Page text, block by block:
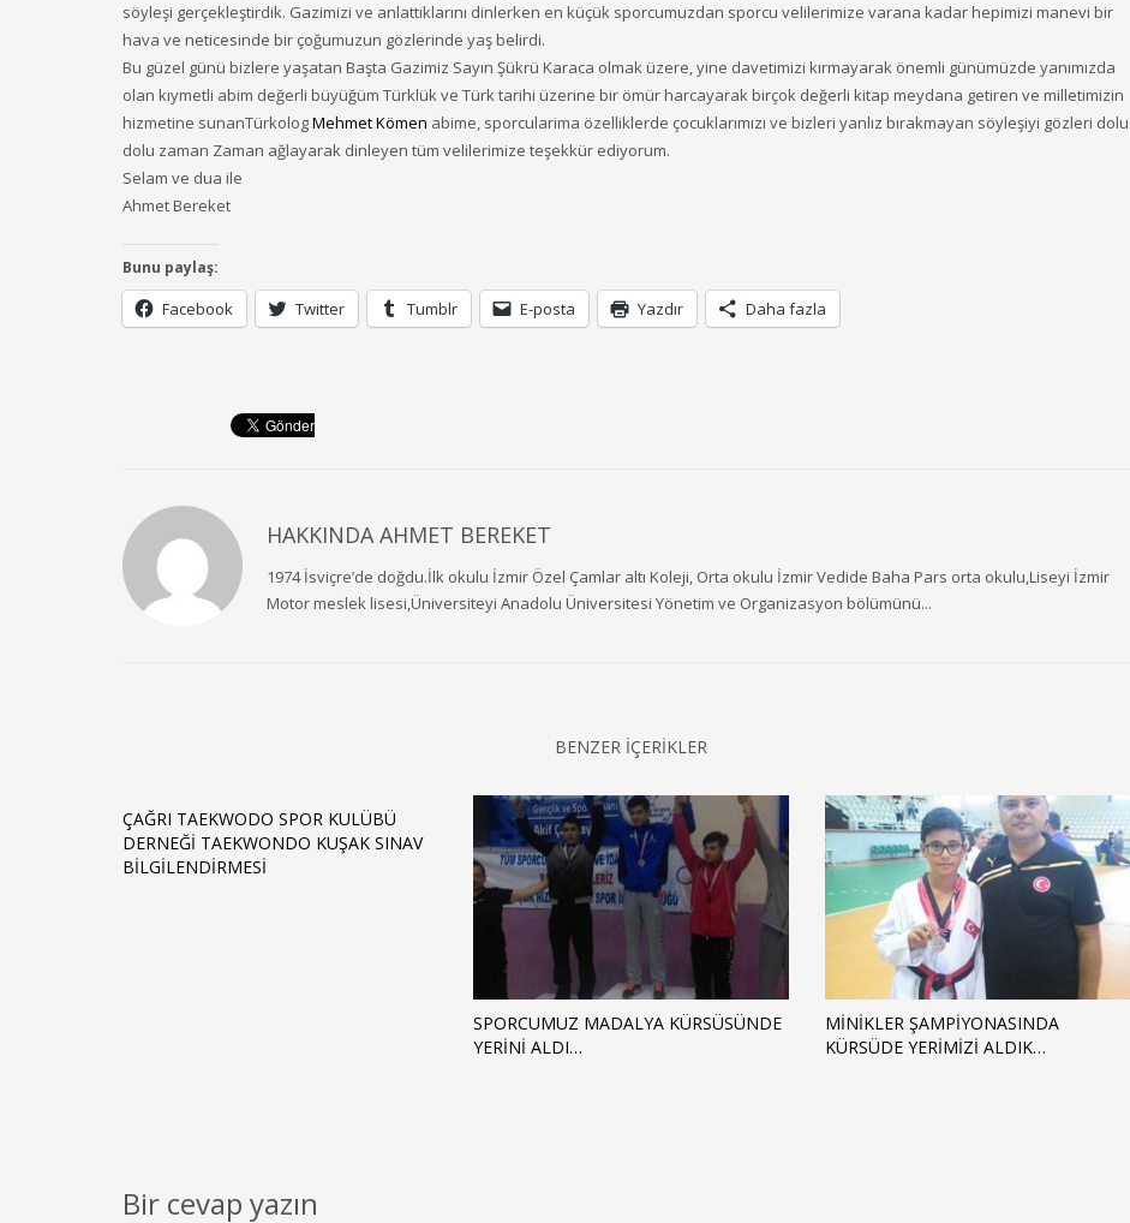
söyleşi gerçekleştirdik. Gazimizi ve anlattıklarını dinlerken en küçük sporcumuzdan sporcu velilerimize varana kadar hepimizi manevi bir
hava ve neticesinde bir çoğumuzun gözlerinde yaş belirdi.
Bu güzel günü bizlere yaşatan Başta Gazimiz Sayın Şükrü Karaca olmak üzere, yine davetimizi kırmayarak önemli günümüzde yanımızda
olan kıymetli abim değerli büyüğüm Türklük ve Türk tarihi üzerine bir ömür harcayarak birçok değerli kitap meydana getiren ve milletimizin
hizmetine sunanTürkologMehmet Kömen abime, sporcularima özelliklerde çocuklarımızı ve bizleri yanlız bırakmayan söyleşiyi gözleri dolu
dolu zaman Zaman ağlayarak dinleyen tüm velilerimize teşekkür ediyorum.
Selam ve dua ile
Ahmet Bereket
Bunu paylaş:
Facebook Twitter Tumblr E-posta Yazdır Daha fazla
HAKKINDAAHMET BEREKET
1974 İsviçre’de doğdu.İlk okulu İzmir Özel Çamlar altı Koleji, Orta okulu İzmir Vedide Baha Pars orta okulu,Liseyi İzmir
Motor meslek lisesi,Üniversiteyi Anadolu Üniversitesi Yönetim ve Organizasyon bölümünü...
BENZER İÇERİKLER
ÇAĞRI TAEKWODO SPOR KULÜBÜ
DERNEĞİ TAEKWONDO KUŞAK SINAV
BİLGİLENDİRMESİ
SPORCUMUZ MADALYA KÜRSÜSÜNDE
YERİNİ ALDI…
MİNİKLER ŞAMPİYONASINDA
KÜRSÜDE YERİMİZİ ALDIK…
Bir cevap yazın